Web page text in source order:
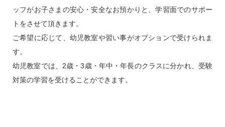
ッフがお子さまの安心・安全なお預かりと、学習面でのサポー
トをさせて頂きます。
ご希望に応じて、幼児教室や習い事がオプションで受けられま
す。
幼児教室では、2歳・3歳・年中・年長のクラスに分かれ、受験
対策の学習を受けることができます。